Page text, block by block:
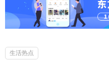
霸气的中国龙腾云驾雾而
的事。一顿团圆饭，一条
打扫房子、什么时候蒸肉
生活热点